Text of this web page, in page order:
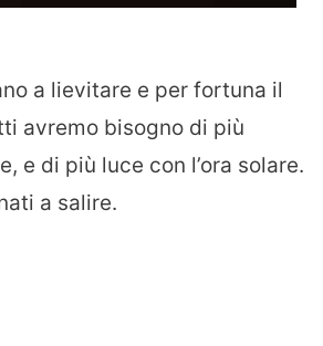
a lievitare e per fortuna il
avremo bisogno di più
e di più luce con l’ora solare.
a salire.